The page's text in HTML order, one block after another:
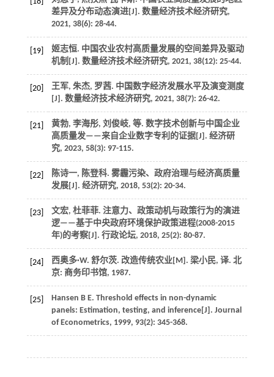
差异及分布动态演进[J]. 数量经济技术经济研究,
2021, 38(6): 28-44.
[19]
姬志恒. 中国农业农村高质量发展的空间差异及驱动
机制[J]. 数量经济技术经济研究, 2021, 38(12): 25-44.
[20]
王军, 朱杰, 罗茜. 中国数字经济发展水平及演变测度
[J]. 数量经济技术经济研究, 2021, 38(7): 26-42.
[21] 黄勃, 李海彤, 刘俊岐, 等. 数字技术创新与中国企业
高质量发——来自企业数字专利的证据[J]. 经济研
究, 2023, 58(3): 97-115.
[22]
陈诗一, 陈登科. 雾霾污染、政府治理与经济高质量
发展[J]. 经济研究, 2018, 53(2): 20-34.
[23]
文宏, 杜菲菲. 注意力、政策动机与政策行为的演进
逻——基于中央政府环境保护政策进程(2008-2015
年)的考察[J]. 行政论坛, 2018, 25(2): 80-87.
[24] 西奥多·W. 舒尔茨. 改造传统农业[M]. 梁小民, 译. 北
京: 商务印书馆, 1987.
[25] Hansen B E. Threshold effects in non-dynamic
panels: Estimation, testing, and inference[J]. Journal
of Econometrics, 1999, 93(2): 345-368.